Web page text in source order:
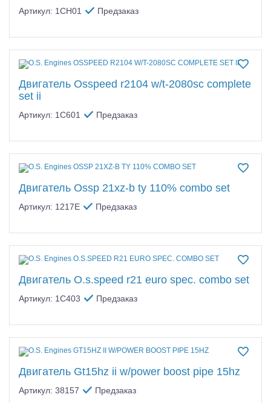
Артикул: 1CH01 Предзаказ
Двигатель Osspeed r2104 w/t-2080sc complete
set ii
Артикул: 1C601 Предзаказ
Двигатель Ossp 21xz-b ty 110% combo set
Артикул: 1217E Предзаказ
Двигатель O.s.speed r21 euro spec. combo set
Артикул: 1C403 Предзаказ
Двигатель Gt15hz ii w/power boost pipe 15hz
Артикул: 38157 Предзаказ